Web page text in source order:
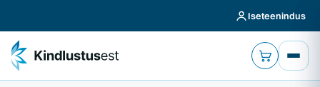
Iseteenindus